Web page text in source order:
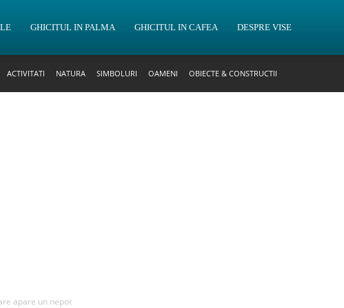
GHICITUL IN PALMA GHICITUL IN CAFEA DESPRE VISE
ACTIVITATI NATURA SIMBOLURI OAMENI OBIECTE & CONSTRUCTII
apare un nepot